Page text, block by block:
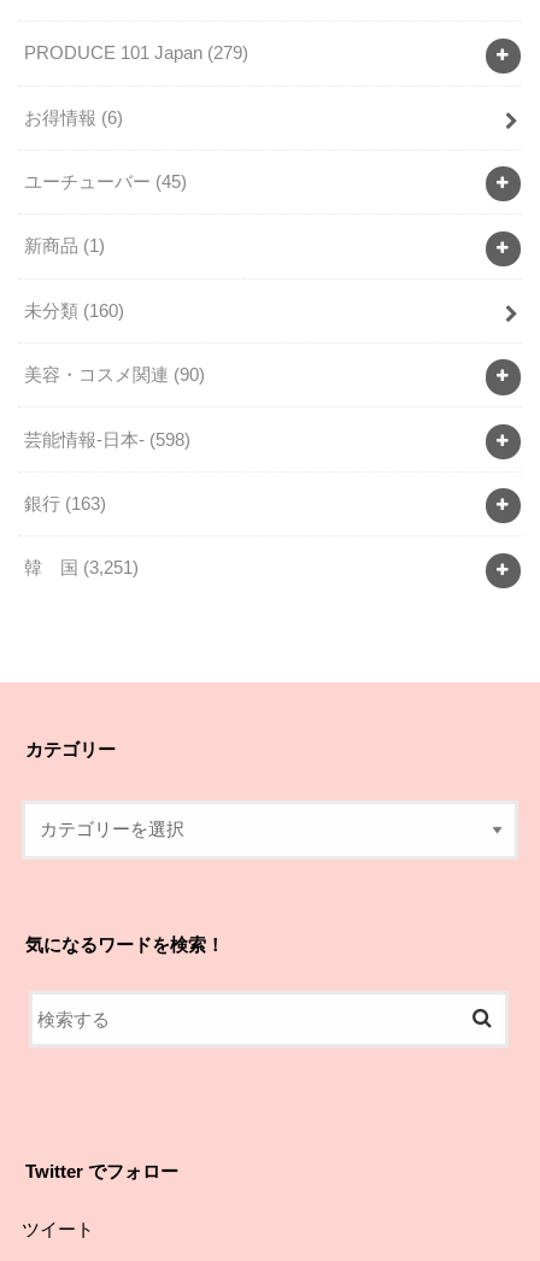
PRODUCE 101 Japan (279)
お得情報 (6)
ユーチューバー (45)
新商品 (1)
未分類 (160)
美容・コスメ関連 (90)
芸能情報-日本- (598)
銀行 (163)
韓 国 (3,251)
カテゴリー
気になるワードを検索！
Twitter でフォロー
ツイート